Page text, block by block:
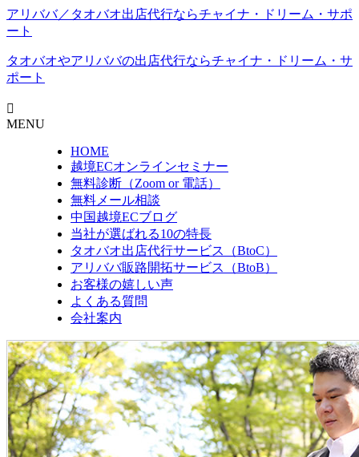
アリババ／タオバオ出店代⾏ならチャイナ・ドリーム・サポ
ート
タオバオやアリババの出店代行ならチャイナ・ドリーム・サ
ポート
MENU
HOME
越境ECオンラインセミナー
無料診断（Zoom or 電話）
無料メール相談
中国越境ECブログ
当社が選ばれる10の特長
タオバオ出店代行サービス（BtoC）
アリババ販路開拓サービス（BtoB）
お客様の嬉しい声
よくある質問
会社案内